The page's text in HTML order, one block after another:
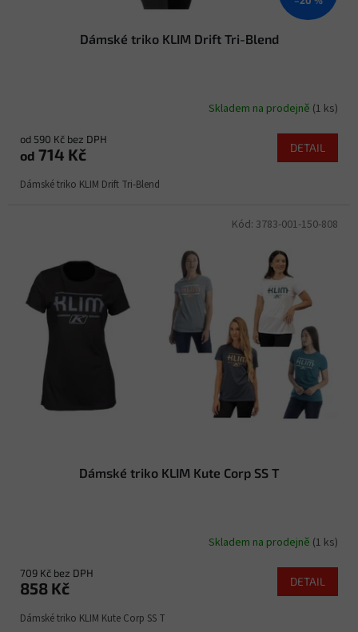
Dámské triko KLIM Drift Tri-Blend
Skladem na prodejně (1 ks)
od 590 Kč bez DPH
od 714 Kč DETAIL
Dámské triko KLIM Drift Tri-Blend
Dámské triko KLIM Kute Corp SS T
Skladem na prodejně (1 ks)
709 Kč bez DPH
858 Kč DETAIL
Dámské triko KLIM Kute Corp SS T
Kód: 3783-001-150-808